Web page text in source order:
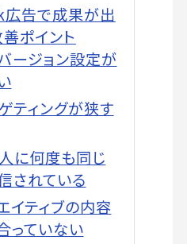
告で成果が出
ポイント
ージョン設定が
ティングが狭す
に何度も同じ
されている
イティブの内容
っていない